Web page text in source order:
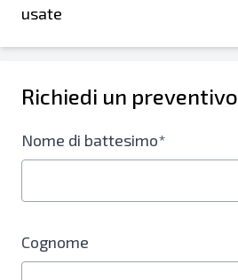
usate
Richiedi un preventivo
Nome di battesimo*
Cognome